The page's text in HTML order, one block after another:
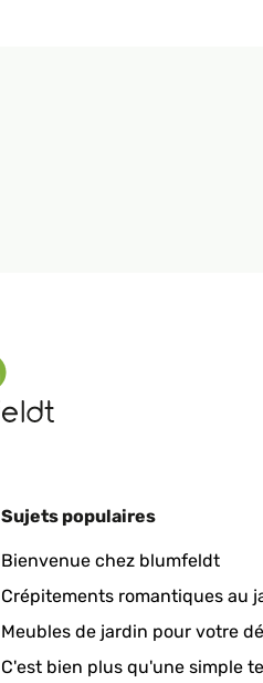
Sujets populaires
Bienvenue chez blumfeldt
Crépitements romantiques au
Meubles de jardin pour votre
C'est bien plus qu'une simple